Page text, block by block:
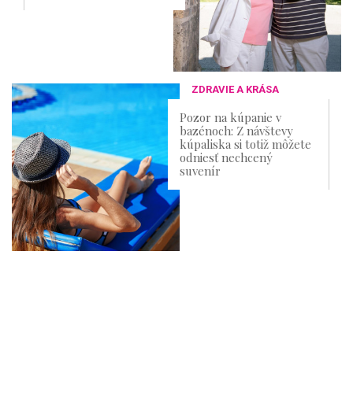
ZDRAVIE A KRÁSA
Pozor na kúpanie v
bazénoch: Z návštevy
kúpaliska si totiž môžete
odniesť nechcený
suvenír